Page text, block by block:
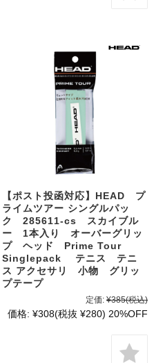
【ポスト投函対応】HEAD プ
ライムツアー シングルパッ
ク 285611-cs スカイブル
ー 1本入り オーバーグリッ
プ ヘッド Prime Tour
Singlepack テニス テニ
ス アクセサリ 小物 グリッ
プテープ
定価: ¥385(税込)
価格: ¥308(税抜 ¥280) 20%OFF